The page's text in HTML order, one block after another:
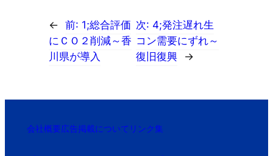
← 前: 1;総合評価
にＣＯ２削減～香
川県が導入
次: 4;発注遅れ生
コン需要にずれ～
復旧復興
→
会社概要広告掲載について リンク集